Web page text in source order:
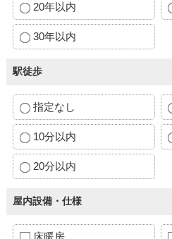
20年以内
30年以内
駅徒歩
指定なし
10分以内
20分以内
屋内設備・仕様
床暖房